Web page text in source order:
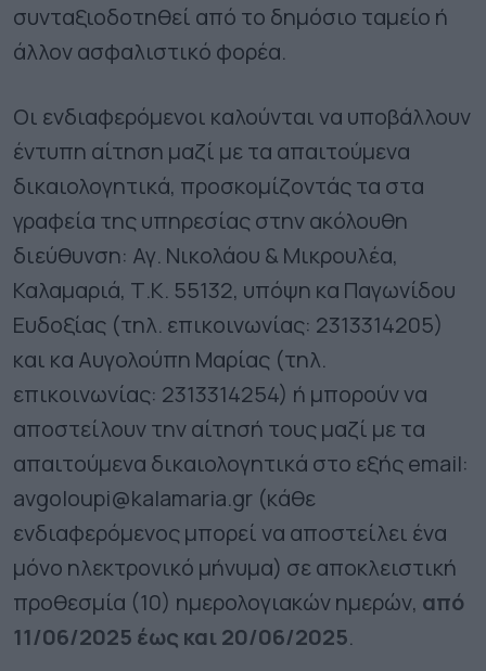
συνταξιοδοτηθεί από το δημόσιο ταμείο ή
άλλον ασφαλιστικό φορέα.
Οι ενδιαφερόμενοι καλούνται να υποβάλλουν
έντυπη αίτηση μαζί με τα απαιτούμενα
δικαιολογητικά, προσκομίζοντάς τα στα
γραφεία της υπηρεσίας στην ακόλουθη
διεύθυνση: Αγ. Νικολάου & Μικρουλέα,
Καλαμαριά, Τ.Κ. 55132, υπόψη κα Παγωνίδου
Ευδοξίας (τηλ. επικοινωνίας: 2313314205)
και κα Αυγολούπη Μαρίας (τηλ.
επικοινωνίας: 2313314254) ή μπορούν να
αποστείλουν την αίτησή τους μαζί με τα
απαιτούμενα δικαιολογητικά στο εξής email:
avgoloupi@kalamaria.gr (κάθε
ενδιαφερόμενος μπορεί να αποστείλει ένα
μόνο ηλεκτρονικό μήνυμα) σε αποκλειστική
προθεσμία (10) ημερολογιακών ημερών, από
11/06/2025 έως και 20/06/2025.